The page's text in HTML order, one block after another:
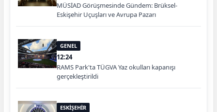
MÜSİAD Görüşmesinde Gündem: Brüksel-
Eskişehir Uçuşları ve Avrupa Pazarı
GENEL
12:24
RAMS Park'ta TÜGVA Yaz okulları kapanışı
gerçekleştirildi
ESKİŞEHİR